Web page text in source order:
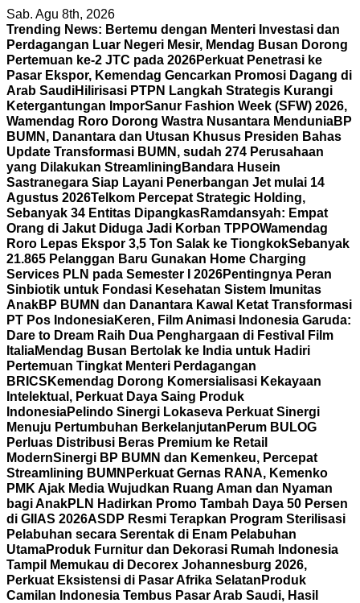
Skip
to
content
Sab. Agu 8th, 2026
Trending News: Bertemu dengan Menteri Investasi dan
Perdagangan Luar Negeri Mesir, Mendag Busan Dorong
Pertemuan ke-2 JTC pada 2026Perkuat Penetrasi ke
Pasar Ekspor, Kemendag Gencarkan Promosi Dagang di
Arab SaudiHilirisasi PTPN Langkah Strategis Kurangi
Ketergantungan ImporSanur Fashion Week (SFW) 2026,
Wamendag Roro Dorong Wastra Nusantara MenduniaBP
BUMN, Danantara dan Utusan Khusus Presiden Bahas
Update Transformasi BUMN, sudah 274 Perusahaan
yang Dilakukan Streamlining Bandara Husein
Sastranegara Siap Layani Penerbangan Jet mulai 14
Agustus 2026Telkom Percepat Strategic Holding,
Sebanyak 34 Entitas DipangkasRamdansyah: Empat
Orang di Jakut Diduga Jadi Korban TPPOWamendag
Roro Lepas Ekspor 3,5 Ton Salak ke TiongkokSebanyak
21.865 Pelanggan Baru Gunakan Home Charging
Services PLN pada Semester I 2026Pentingnya Peran
Sinbiotik untuk Fondasi Kesehatan Sistem Imunitas
AnakBP BUMN dan Danantara Kawal Ketat Transformasi
PT Pos IndonesiaKeren, Film Animasi Indonesia Garuda:
Dare to Dream Raih Dua Penghargaan di Festival Film
ItaliaMendag Busan Bertolak ke India untuk Hadiri
Pertemuan Tingkat Menteri Perdagangan
BRICS Kemendag Dorong Komersialisasi Kekayaan
Intelektual, Perkuat Daya Saing Produk
IndonesiaPelindo Sinergi Lokaseva Perkuat Sinergi
Menuju Pertumbuhan Berkelanjutan Perum BULOG
Perluas Distribusi Beras Premium ke Retail
ModernSinergi BP BUMN dan Kemenkeu, Percepat
Streamlining BUMN Perkuat Gernas RANA, Kemenko
PMK Ajak Media Wujudkan Ruang Aman dan Nyaman
bagi AnakPLN Hadirkan Promo Tambah Daya 50 Persen
di GIIAS 2026ASDP Resmi Terapkan Program Sterilisasi
Pelabuhan secara Serentak di Enam Pelabuhan
UtamaProduk Furnitur dan Dekorasi Rumah Indonesia
Tampil Memukau di Decorex Johannesburg 2026,
Perkuat Eksistensi di Pasar Afrika Selatan Produk
Camilan Indonesia Tembus Pasar Arab Saudi, Hasil